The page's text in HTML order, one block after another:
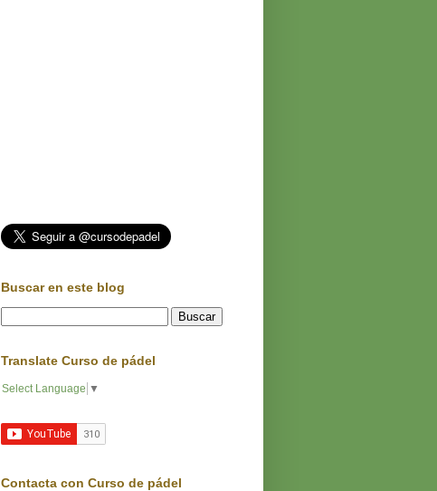
Buscar en este blog
Translate Curso de pádel
Select Language ▼
Contacta con Curso de pádel